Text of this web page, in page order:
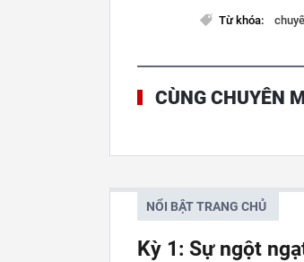
Từ khóa:
CÙNG CHUYÊN
NỔI BẬT TRANG CHỦ
Kỳ 1: Sự ngột